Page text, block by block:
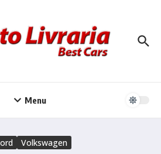
Menu
Volkswagen